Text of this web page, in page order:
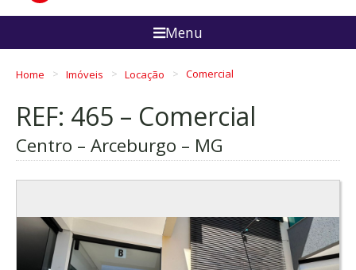
Menu
Home Imóveis Locação Comercial
REF: 465 – Comercial
Centro – Arceburgo – MG